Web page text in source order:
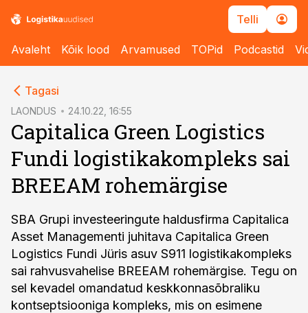
Telli
Avaleht Kõik lood Arvamused TOPid Podcastid
Tagasi
LAONDUS 24.10.22, 16:55
Capitalica Green Logistics
Fundi logistikakompleks sai
BREEAM rohemärgise
SBA Grupi investeeringute haldusfirma Capitalica
Asset Managementi juhitava Capitalica Green
Logistics Fundi Jüris asuv S911 logistikakompleks
sai rahvusvahelise BREEAM rohemärgise. Tegu on
sel kevadel omandatud keskkonnasõbraliku
kontseptsiooniga kompleks, mis on esimene